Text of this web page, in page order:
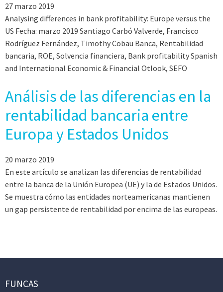
27 marzo 2019
Analysing differences in bank profitability: Europe versus the
US Fecha: marzo 2019 Santiago Carbó Valverde, Francisco
Rodríguez Fernández, Timothy Cobau Banca, Rentabilidad
bancaria, ROE, Solvencia financiera, Bank profitability Spanish
and International Economic & Financial Otlook, SEFO
Análisis de las diferencias en la
rentabilidad bancaria entre
Europa y Estados Unidos
20 marzo 2019
En este artículo se analizan las diferencias de rentabilidad
entre la banca de la Unión Europea (UE) y la de Estados Unidos.
Se muestra cómo las entidades norteamericanas mantienen
un gap persistente de rentabilidad por encima de las europeas.
FUNCAS